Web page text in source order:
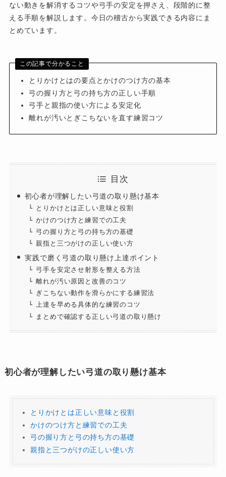
ない動きを解消するコツや弓手の安定を押さえ、段階的に整
える手順を解説します。今日の稽古から実践できる内容にま
とめています。
この記事で分かること
とりかけとはの要点とかけのつけ方の基本
弓の握り方と弓の持ち方の正しい手順
弓手と親指の使い方による安定化
離れが汚いとぎこちないを直す練習コツ
目次
初心者が理解したい弓道の取り懸け基本
とりかけとは正しい意味と役割
かけのつけ方と練習での工夫
弓の握り方と弓の持ち方の基礎
親指と三つがけの正しい使い方
実践で磨く弓道の取り懸け上達ポイント
弓手を安定させ射形を整える方法
離れが汚い原因と改善のコツ
ぎこちない動作を滑らかにする練習法
上達を早める具体的な練習のコツ
まとめで確認する正しい弓道の取り懸け
初心者が理解したい弓道の取り懸け基本
とりかけとは正しい意味と役割
かけのつけ方と練習での工夫
弓の握り方と弓の持ち方の基礎
親指と三つがけの正しい使い方